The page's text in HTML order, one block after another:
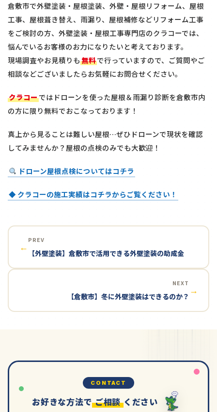
倉敷市で外壁塗装・屋根塗装、外壁・屋根リフォーム、屋根
工事、屋根葺き替え、雨漏り、屋根補修などリフォーム工事
をご検討の方、外壁塗装・屋根工事専門店のクラコーでは、
悩んでいるお客様のお力になりたいと考えております。
現場調査やお見積りも無料で行っていますので、ご質問やご
相談などございましたらお気軽にお問合せください。
クラコーではドローンを使った屋根＆雨漏り診断を倉敷市内
の方に限り無料でおこなっております！
真上から見ることは難しい屋根…ぜひドローンで現状を確認
してみませんか？屋根の点検のみでも大歓迎！
ドローン屋根点検についてはコチラ
◆ クラコーの施工実績はコチラからご覧ください！
←
PREV
【外壁塗装】倉敷市で活用できる外壁塗装の助成金
NEXT
【倉敷市】冬に外壁塗装はできるのか？
→
CONTACT
お好きな方法で ご相談 ください